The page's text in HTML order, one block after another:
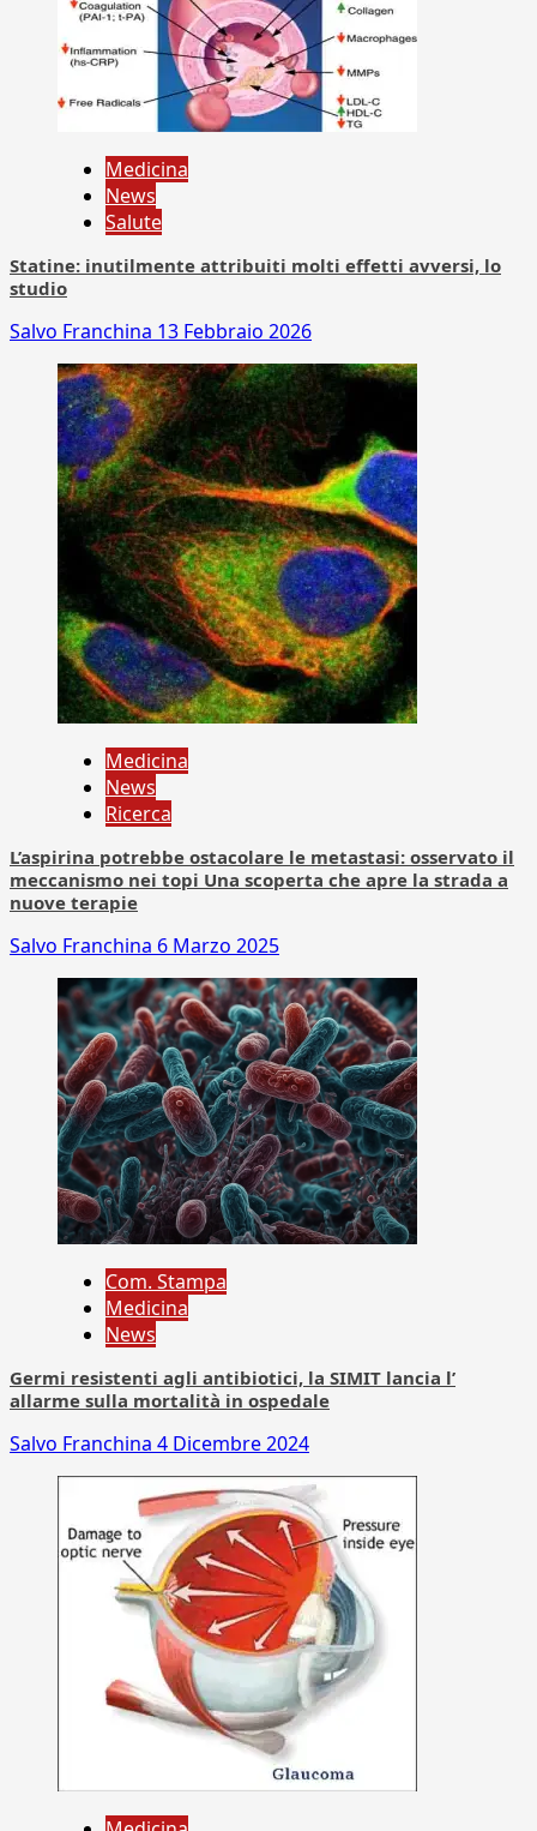
Medicina
News
Salute
Statine: inutilmente attribuiti molti effetti avversi, lo
studio
Salvo Franchina 13 Febbraio 2026
Medicina
News
Ricerca
L’aspirina potrebbe ostacolare le metastasi: osservato il
meccanismo nei topi Una scoperta che apre la strada a
nuove terapie
Salvo Franchina 6 Marzo 2025
Com. Stampa
Medicina
News
Germi resistenti agli antibiotici, la SIMIT lancia l’
allarme sulla mortalità in ospedale
Salvo Franchina 4 Dicembre 2024